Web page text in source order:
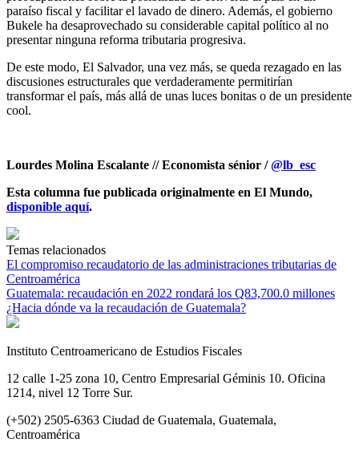
paraíso fiscal y facilitar el lavado de dinero. Además, el gobierno
Bukele ha desaprovechado su considerable capital político al no
presentar ninguna reforma tributaria progresiva.
De este modo, El Salvador, una vez más, se queda rezagado en las
discusiones estructurales que verdaderamente permitirían
transformar el país, más allá de unas luces bonitas o de un presidente
cool.
Lourdes Molina Escalante // Economista sénior /@lb_esc
Esta columna fue publicada originalmente en El Mundo,
disponible aquí.
Temas relacionados
El compromiso recaudatorio de las administraciones tributarias de
Centroamérica
Guatemala: recaudación en 2022 rondará los Q83,700.0 millones
¿Hacia dónde va la recaudación de Guatemala?
Instituto Centroamericano de Estudios Fiscales
12 calle 1-25 zona 10, Centro Empresarial Géminis 10. Oficina
1214, nivel 12 Torre Sur.
(+502) 2505-6363 Ciudad de Guatemala, Guatemala,
Centroamérica